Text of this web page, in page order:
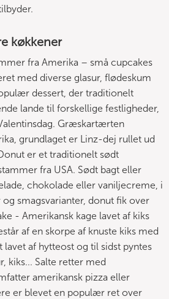
køkkener
fra Amerika – små cupcakes
med diverse glasur, flødeskum
dessert, der traditionelt
lande til forskellige festligheder,
Græskartærten
grundlaget er Linz-dej rullet ud
er et traditionelt sødt
fra USA. Sødt bagt eller
chokolade eller vaniljecreme, i
smagsvarianter, donut fik over
- Amerikansk kage lavet af kiks
af en skorpe af knuste kiks med
af hytteost og til sidst pyntes
kiks... Salte retter med
amerikansk pizza eller
er blevet en populær ret over